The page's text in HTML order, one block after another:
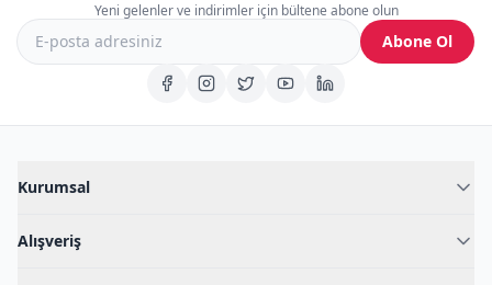
Yeni gelenler ve indirimler için bültene abone olun
Abone Ol
Kurumsal
Blog
Alışveriş